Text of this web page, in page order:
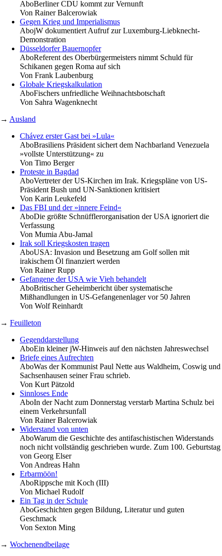
AboBerliner CDU kommt zur Vernunft
Von Rainer Balcerowiak
Gegen Krieg und Imperialismus
AbojW dokumentiert Aufruf zur Luxemburg-Liebknecht-
Demonstration
Düsseldorfer Bauernopfer
AboReferent des Oberbürgermeisters nimmt Schuld für
Schikanen gegen Roma auf sich
Von Frank Laubenburg
Globale Kriegskalkulation
AboFischers unfriedliche Weihnachtsbotschaft
Von Sahra Wagenknecht
→ Ausland
Chávez erster Gast bei »Lula«
AboBrasiliens Präsident sichert dem Nachbarland Venezuela
»vollste Unterstützung« zu
Von Timo Berger
Proteste in Bagdad
AboVertreter der US-Kirchen im Irak. Kriegspläne von US-
Präsident Bush und UN-Sanktionen kritisiert
Von Karin Leukefeld
Das FBI und der »innere Feind«
AboDie größte Schnüfflerorganisation der USA ignoriert die
Verfassung
Von Mumia Abu-Jamal
Irak soll Kriegskosten tragen
AboUSA: Invasion und Besetzung am Golf sollen mit
irakischem Öl finanziert werden
Von Rainer Rupp
Gefangene der USA wie Vieh behandelt
AboBritischer Geheimbericht über systematische
Mißhandlungen in US-Gefangenenlager vor 50 Jahren
Von Wolf Reinhardt
→ Feuilleton
Gegenddarstellung
AboEin kleiner jW-Hinweis auf den nächsten Jahreswechsel
Briefe eines Aufrechten
AboWas der Kommunist Paul Nette aus Waldheim, Coswig und
Sachsenhausen seiner Frau schrieb.
Von Kurt Pätzold
Sinnloses Ende
AboIn der Nacht zum Donnerstag verstarb Martina Schulz bei
einem Verkehrsunfall
Von Rainer Balcerowiak
Widerstand von unten
AboWarum die Geschichte des antifaschistischen Widerstands
noch nicht vollständig geschrieben wurde. Zum 100. Geburtstag
von Georg Elser
Von Andreas Hahn
Erbarmöön!
AboRippsche mit Koch (III)
Von Michael Rudolf
Ein Tag in der Schule
AboGeschichten gegen Bildung, Literatur und guten
Geschmack
Von Sexton Ming
→ Wochenendbeilage